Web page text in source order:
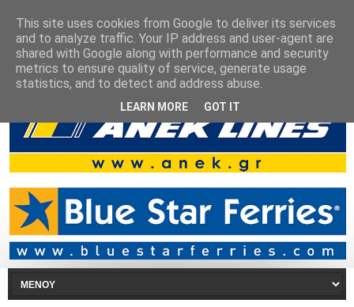
This site uses cookies from Google to deliver its services
and to analyze traffic. Your IP address and user-agent are
shared with Google along with performance and security
metrics to ensure quality of service, generate usage
statistics, and to detect and address abuse.
LEARN MORE GOT IT